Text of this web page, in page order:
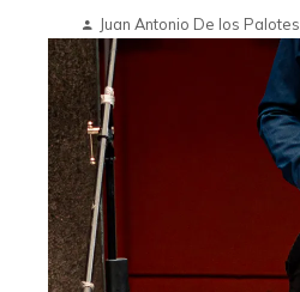
Juan Antonio De los Palotes